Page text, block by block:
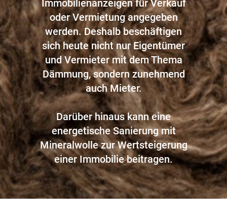
Immobilienanzeigen für Verkauf
oder Vermietung angegeben
werden. Deshalb beschäftigen
sich heute nicht nur Eigentümer
und Vermieter mit dem Thema
Dämmung, sondern zunehmend
auch Mieter.
Darüber hinaus kann eine
energetische Sanierung mit
Mineralwolle zur Wertsteigerung
einer Immobilie beitragen.